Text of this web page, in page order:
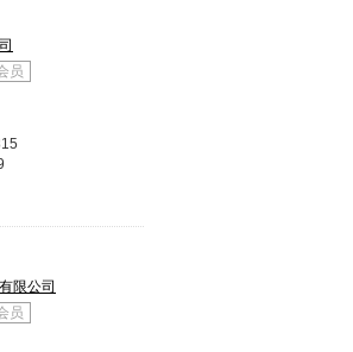
员
限公司
员